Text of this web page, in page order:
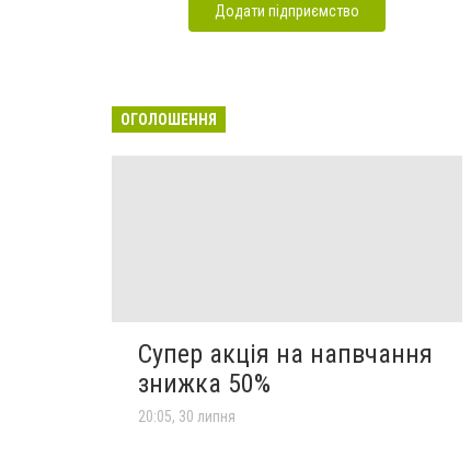
Додати підприємство
ОГОЛОШЕННЯ
Супер акція на напвчання
знижка 50%
20:05, 30 липня